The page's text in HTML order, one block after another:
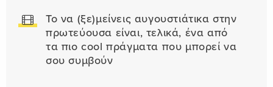
Το να (ξε)μείνεις αυγουστιάτικα στην
πρωτεύουσα είναι, τελικά, ένα από
τα πιο cool πράγματα που μπορεί να
σου συμβούν